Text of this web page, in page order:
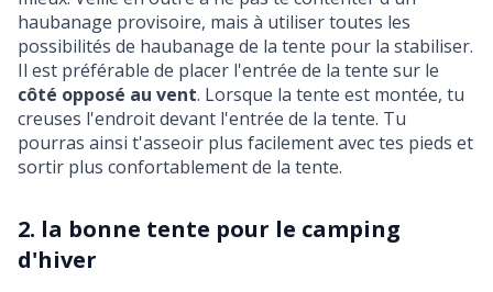
haubanage provisoire, mais à utiliser toutes les
possibilités de haubanage de la tente pour la stabiliser.
Il est préférable de placer l'entrée de la tente sur le
côté opposé au vent. Lorsque la tente est montée, tu
creuses l'endroit devant l'entrée de la tente. Tu
pourras ainsi t'asseoir plus facilement avec tes pieds et
sortir plus confortablement de la tente.
2. la bonne tente pour le camping
d'hiver